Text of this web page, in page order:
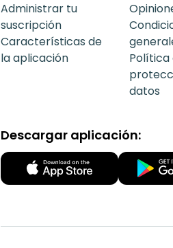
Administrar tu
suscripción
Características de
la aplicación
Política
datos
Descargar aplicación: